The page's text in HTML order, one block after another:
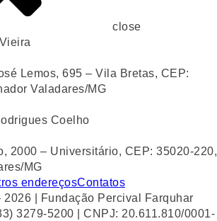
close
Lemos, 695 – Vila Bretas, CEP:
Valadares/MG
Coelho
2000 – Universitário, CEP: 35020-220,
MG
endereçosContatos
| Fundação Percival Farquhar
3279-5200 | CNPJ: 20.611.810/0001-